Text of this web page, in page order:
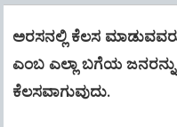
ಅರಸನಲ್ಲಿ ಕೆಲಸ
ಎಂಬ ಎಲ್ಲಾ ಬಗೆಯ ಜನರನ್ನು
ಕೆಲಸವಾಗುವುದು.